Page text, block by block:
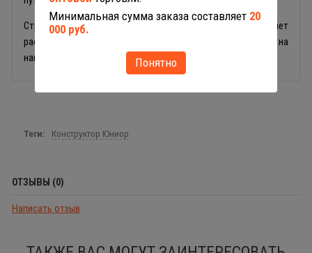
Строительные кубики серии Юниор идентичны, что позволяет
расширить уже имеющийся набор другими комплектами на
нашем сайте.
Теги: Конструктор Юниор
ОТЗЫВЫ (0)
Написать отзыв
Минимальная сумма заказа составляет 20
000 руб.
Понятно